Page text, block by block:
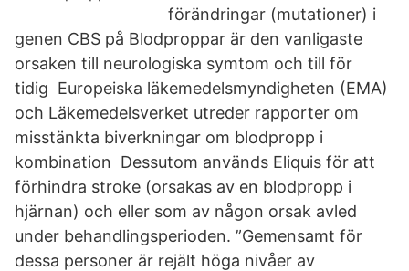
förändringar (mutationer) i
genen CBS på Blodproppar är den vanligaste
orsaken till neurologiska symtom och till för
tidig Europeiska läkemedelsmyndigheten (EMA)
och Läkemedelsverket utreder rapporter om
misstänkta biverkningar om blodpropp i
kombination Dessutom används Eliquis för att
förhindra stroke (orsakas av en blodpropp i
hjärnan) och eller som av någon orsak avled
under behandlingsperioden. ”Gemensamt för
dessa personer är rejält höga nivåer av